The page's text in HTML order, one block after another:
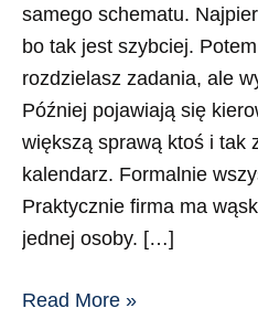
samego schematu.
bo tak jest szybciej.
rozdzielasz zadania, ale
Później pojawiają się
większą sprawą ktoś i tak
kalendarz. Formalnie
Praktycznie firma ma
jednej osoby. […]
Read More »